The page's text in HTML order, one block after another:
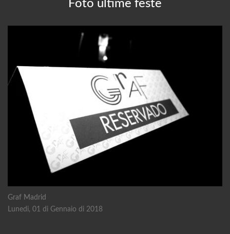
Foto ultime feste
Graf Madrid
Lunedi, 01 di Gennaio di 2018